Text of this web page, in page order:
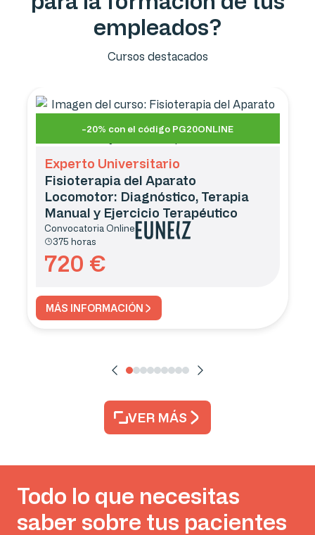
empleados?
Cursos destacados
-20% con el código PG20ONLINE
Experto Universitario
Fisioterapia del Aparato
Locomotor: Diagnóstico, Terapia
Manual y Ejercicio Terapéutico
Convocatoria Online
375 horas
720 €
MÁS INFORMACIÓN
VER MÁS
Todo lo que necesitas
saber sobre tus pacientes